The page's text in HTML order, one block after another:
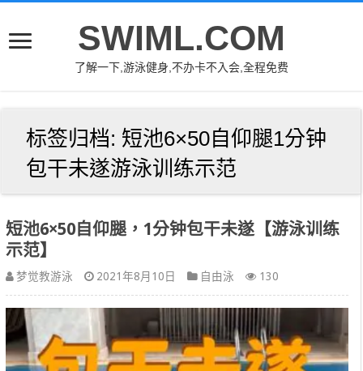
SWIML.COM
了解一下,游泳健身,不办卡不入会,全程免费
标签归档: 短池6×50自仰腿1分钟
包干未遂游泳训练示范
短池6×50自仰腿，1分钟包干未遂【游泳训练
示范】
梦觉教游泳 2021年8月10日 自由泳 130